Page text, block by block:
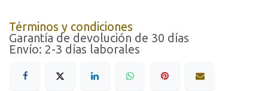
Términos y condiciones
Garantía de devolución de 30 días
Envío: 2-3 días laborales